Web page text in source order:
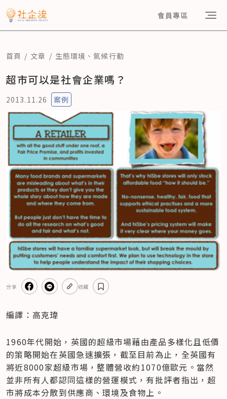
會員專區
首頁 文章 生態環境 、 氣候行動
超市可以是社會企業嗎？
2013.11.26 案例
分享 收藏
編譯：高克瑋
1960年代開始，英國的超級市場藉由產品多樣化且低價
的策略開始在英國急速擴張，截至目前為止，全英國有
將近8000家超級市場，整體營收約1070億歐元。當然
並非所有人都認同這樣的營運模式，有批評者指出，超
市將成本分散到供應商、環境及食物上。